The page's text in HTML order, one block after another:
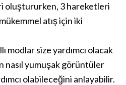
oluştururken, 3 hareketleri
atış için iki
modlar size yardımcı olacak
nasıl yumuşak görüntüler
olabileceğini anlayabilir.